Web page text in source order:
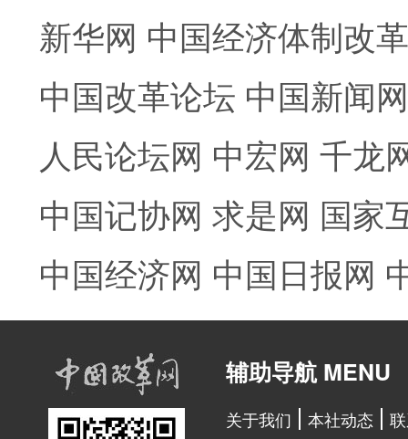
新华网 中国经济体制改
中国改革论坛 中国新闻网
人民论坛网 中宏网 千龙
中国记协网 求是网 国家
中国经济网 中国日报网
辅助导航 MENU
关于我们 本社动态